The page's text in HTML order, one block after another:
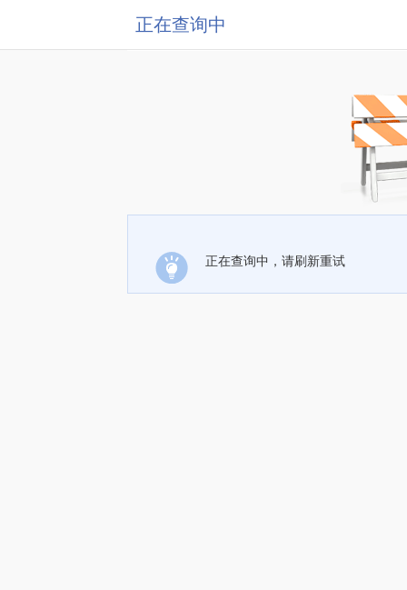
正在查询中
正在查询中，请刷新重试